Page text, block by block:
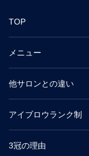
TOP
メニュー
他サロンとの違い
アイブロウランク制
3冠の理由